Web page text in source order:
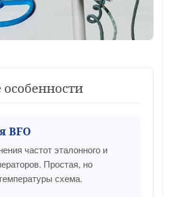
BFO
частот эталонного и
Простая, но
схема.